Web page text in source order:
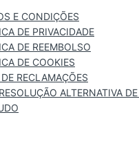
E CONDIÇÕES
DE PRIVACIDADE
DE REEMBOLSO
DE COOKIES
RECLAMAÇÕES
ALTERNATIVA